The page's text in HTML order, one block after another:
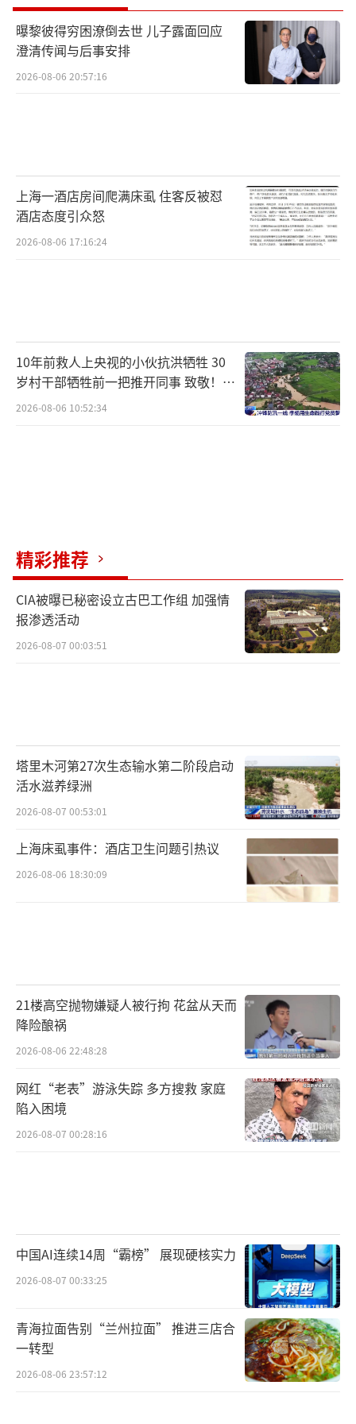
曝黎彼得穷困潦倒去世 儿子露面回应
澄清传闻与后事安排
2026-08-06 20:57:16
上海一酒店房间爬满床虱 住客反被怼
酒店态度引众怒
2026-08-06 17:16:24
10年前救人上央视的小伙抗洪牺牲 30
岁村干部牺牲前一把推开同事 致敬！送
别！
2026-08-06 10:52:34
精彩推荐
CIA被曝已秘密设立古巴工作组 加强情
报渗透活动
2026-08-07 00:03:51
塔里木河第27次生态输水第二阶段启动
活水滋养绿洲
2026-08-07 00:53:01
上海床虱事件：酒店卫生问题引热议
2026-08-06 18:30:09
21楼高空抛物嫌疑人被行拘 花盆从天而
降险酿祸
2026-08-06 22:48:28
网红“老表”游泳失踪 多方搜救 家庭
陷入困境
2026-08-07 00:28:16
中国AI连续14周“霸榜” 展现硬核实力
2026-08-07 00:33:25
青海拉面告别“兰州拉面” 推进三店合
一转型
2026-08-06 23:57:12